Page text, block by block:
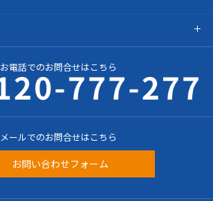
お電話でのお問合せはこちら
メールでのお問合せはこちら
お問い合わせフォーム